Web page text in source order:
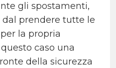
gli spostamenti,
prendere tutte le
la propria
caso una
della sicurezza